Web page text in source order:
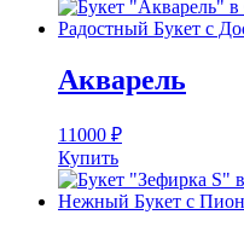
Акварель
11000 ₽
Купить